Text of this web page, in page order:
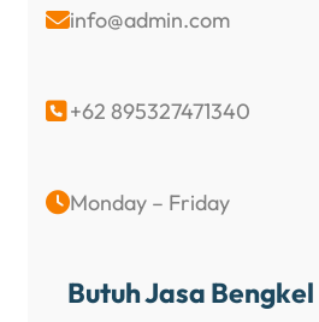
info@admin.com
+62 895327471340
Monday – Friday
Butuh Jasa